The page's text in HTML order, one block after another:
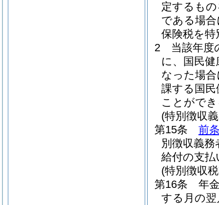
定するも
である場
保険税を
2
当該年度
に、国民
なった場
課する国
ことがで
(特別徴収
第15条
前
別徴収義
給付の支
(特別徴収
第16条
年
する月の